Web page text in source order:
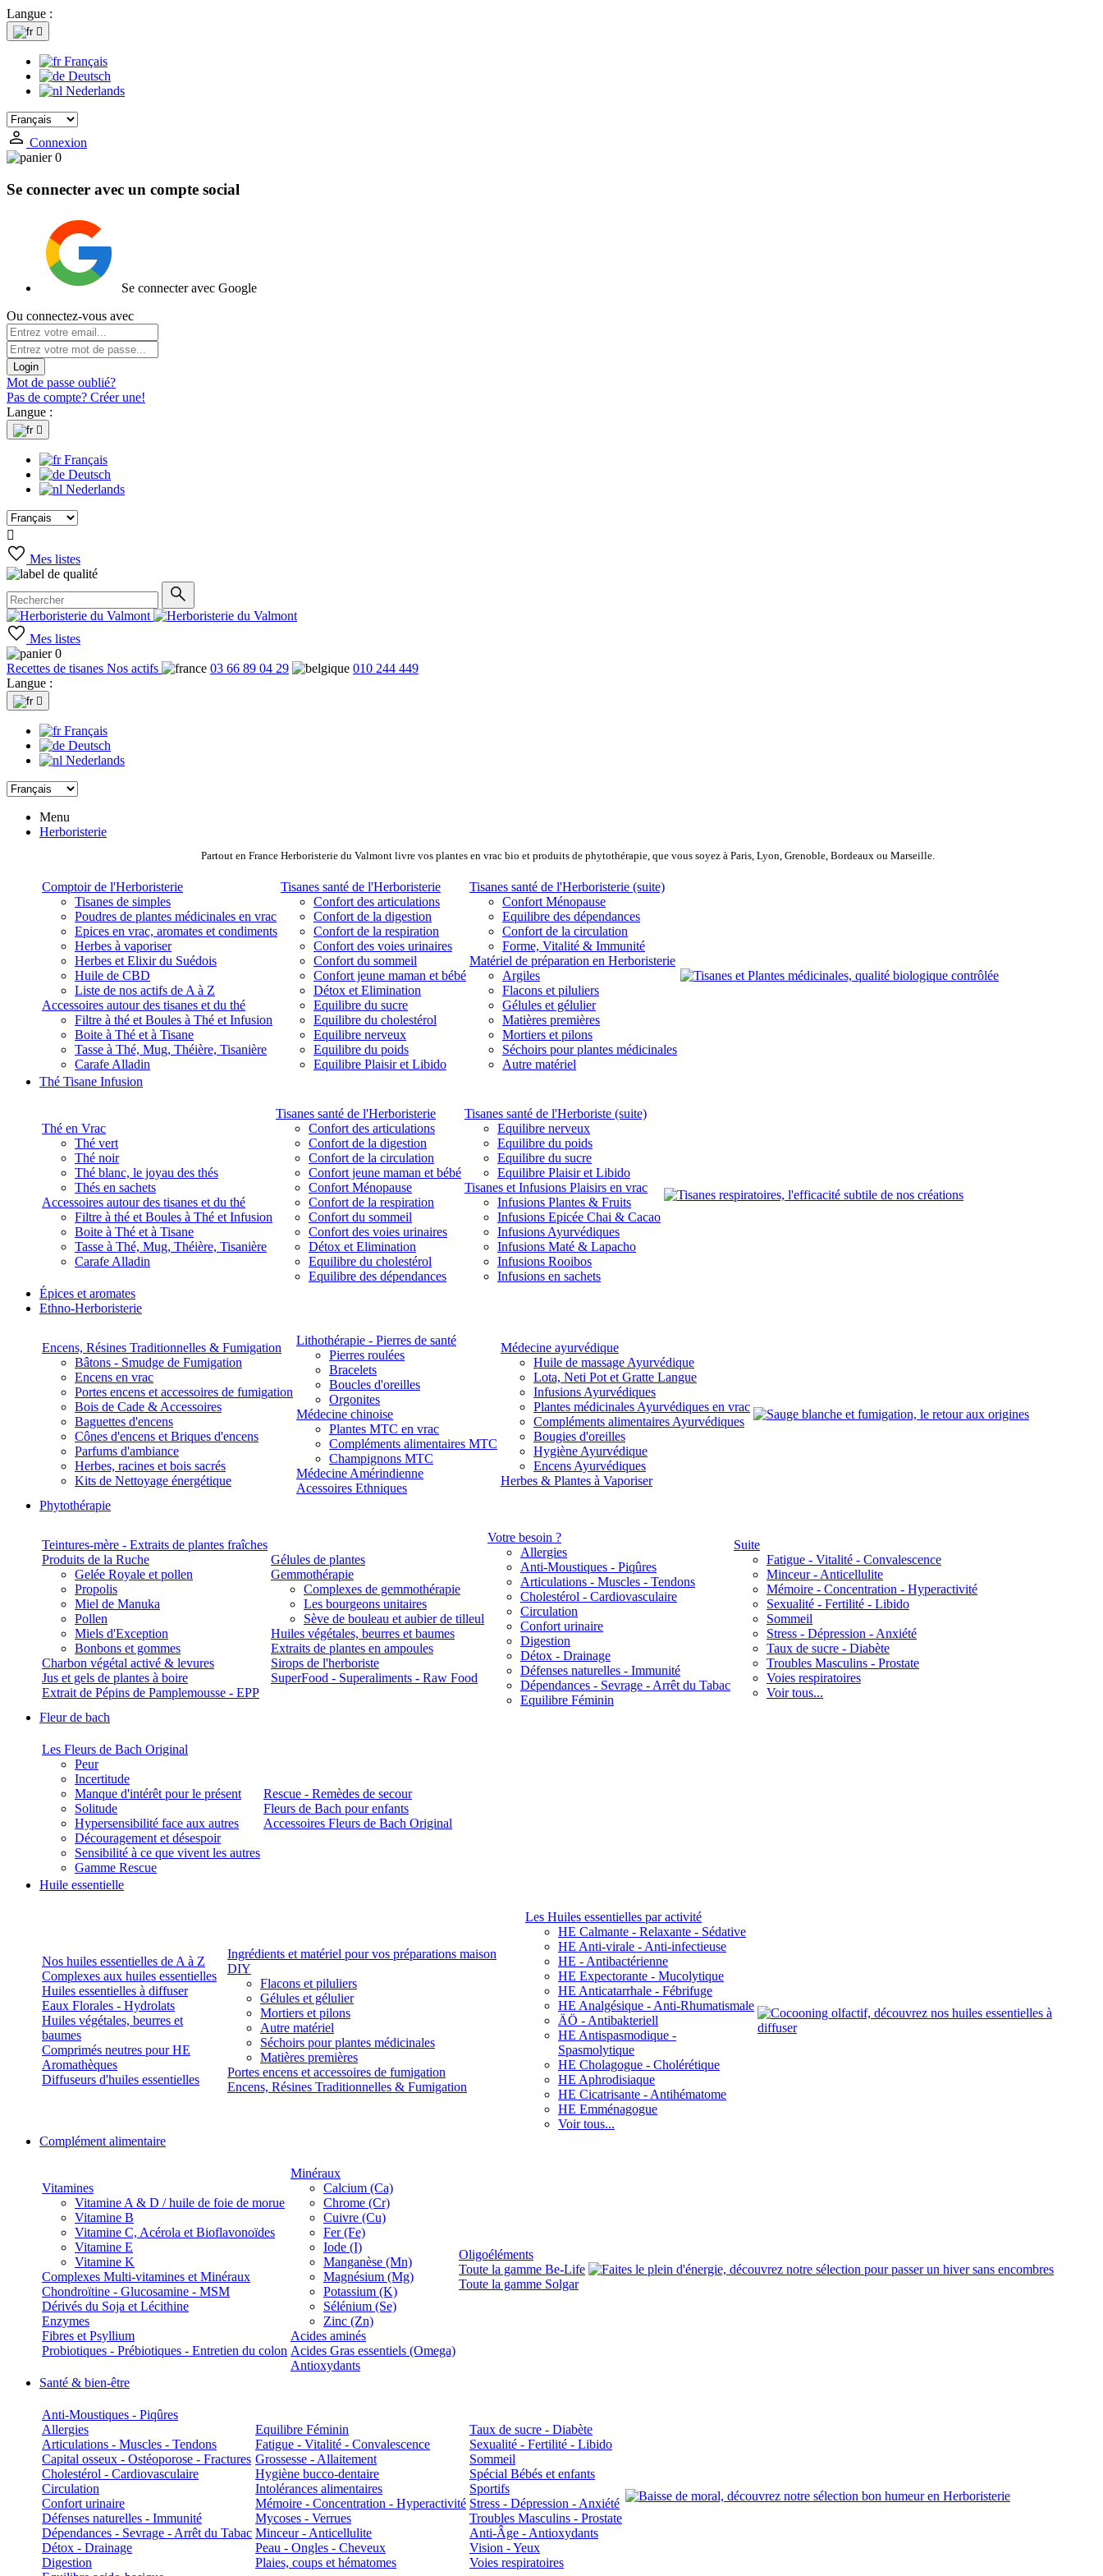
Langue :

Français
Deutsch
Nederlands
Connexion
0
Se connecter avec un compte social
Se connecter avec Google
Ou connectez-vous avec
Login
Mot de passe oublié?
Pas de compte? Créer une!
Langue :

Français
Deutsch
Nederlands

Mes listes
Mes listes
0
Recettes de tisanes Nos actifs 03 66 89 04 29
010 244 449
Langue :

Français
Deutsch
Nederlands
Menu
Herboristerie
Partout en France Herboristerie du Valmont livre vos plantes en vrac bio et produits de phytothérapie, que vous soyez à Paris, Lyon, Grenoble, Bordeaux ou Marseille.
Comptoir de l'Herboristerie
Tisanes de simples
Poudres de plantes médicinales en vrac
Epices en vrac, aromates et condiments
Herbes à vaporiser
Herbes et Elixir du Suédois
Huile de CBD
Liste de nos actifs de A à Z
Accessoires autour des tisanes et du thé
Filtre à thé et Boules à Thé et Infusion
Boite à Thé et à Tisane
Tasse à Thé, Mug, Théière, Tisanière
Carafe Alladin
Tisanes santé de l'Herboristerie
Confort des articulations
Confort de la digestion
Confort de la respiration
Confort des voies urinaires
Confort du sommeil
Confort jeune maman et bébé
Détox et Elimination
Equilibre du sucre
Equilibre du cholestérol
Equilibre nerveux
Equilibre du poids
Equilibre Plaisir et Libido
Tisanes santé de l'Herboristerie (suite)
Confort Ménopause
Equilibre des dépendances
Confort de la circulation
Forme, Vitalité & Immunité
Matériel de préparation en Herboristerie
Argiles
Flacons et piluliers
Gélules et gélulier
Matières premières
Mortiers et pilons
Séchoirs pour plantes médicinales
Autre matériel
Thé Tisane Infusion
Thé en Vrac
Thé vert
Thé noir
Thé blanc, le joyau des thés
Thés en sachets
Accessoires autour des tisanes et du thé
Filtre à thé et Boules à Thé et Infusion
Boite à Thé et à Tisane
Tasse à Thé, Mug, Théière, Tisanière
Carafe Alladin
Tisanes santé de l'Herboristerie
Confort des articulations
Confort de la digestion
Confort de la circulation
Confort jeune maman et bébé
Confort Ménopause
Confort de la respiration
Confort du sommeil
Confort des voies urinaires
Détox et Elimination
Equilibre du cholestérol
Equilibre des dépendances
Tisanes santé de l'Herboriste (suite)
Equilibre nerveux
Equilibre du poids
Equilibre du sucre
Equilibre Plaisir et Libido
Tisanes et Infusions Plaisirs en vrac
Infusions Plantes & Fruits
Infusions Epicée Chai & Cacao
Infusions Ayurvédiques
Infusions Maté & Lapacho
Infusions Rooibos
Infusions en sachets
Épices et aromates
Ethno-Herboristerie
Encens, Résines Traditionnelles & Fumigation
Bâtons - Smudge de Fumigation
Encens en vrac
Portes encens et accessoires de fumigation
Bois de Cade & Accessoires
Baguettes d'encens
Cônes d'encens et Briques d'encens
Parfums d'ambiance
Herbes, racines et bois sacrés
Kits de Nettoyage énergétique
Lithothérapie - Pierres de santé
Pierres roulées
Bracelets
Boucles d'oreilles
Orgonites
Médecine chinoise
Plantes MTC en vrac
Compléments alimentaires MTC
Champignons MTC
Médecine Amérindienne
Acessoires Ethniques
Médecine ayurvédique
Huile de massage Ayurvédique
Lota, Neti Pot et Gratte Langue
Infusions Ayurvédiques
Plantes médicinales Ayurvédiques en vrac
Compléments alimentaires Ayurvédiques
Bougies d'oreilles
Hygiène Ayurvédique
Encens Ayurvédiques
Herbes & Plantes à Vaporiser
Phytothérapie
Teintures-mère - Extraits de plantes fraîches
Produits de la Ruche
Gelée Royale et pollen
Propolis
Miel de Manuka
Pollen
Miels d'Exception
Bonbons et gommes
Charbon végétal activé & levures
Jus et gels de plantes à boire
Extrait de Pépins de Pamplemousse - EPP
Gélules de plantes
Gemmothérapie
Complexes de gemmothérapie
Les bourgeons unitaires
Sève de bouleau et aubier de tilleul
Huiles végétales, beurres et baumes
Extraits de plantes en ampoules
Sirops de l'herboriste
SuperFood - Superaliments - Raw Food
Votre besoin ?
Allergies
Anti-Moustiques - Piqûres
Articulations - Muscles - Tendons
Cholestérol - Cardiovasculaire
Circulation
Confort urinaire
Digestion
Détox - Drainage
Défenses naturelles - Immunité
Dépendances - Sevrage - Arrêt du Tabac
Equilibre Féminin
Suite
Fatigue - Vitalité - Convalescence
Minceur - Anticellulite
Mémoire - Concentration - Hyperactivité
Sexualité - Fertilité - Libido
Sommeil
Stress - Dépression - Anxiété
Taux de sucre - Diabète
Troubles Masculins - Prostate
Voies respiratoires
Voir tous...
Fleur de bach
Les Fleurs de Bach Original
Peur
Incertitude
Manque d'intérêt pour le présent
Solitude
Hypersensibilité face aux autres
Découragement et désespoir
Sensibilité à ce que vivent les autres
Gamme Rescue
Rescue - Remèdes de secour
Fleurs de Bach pour enfants
Accessoires Fleurs de Bach Original
Huile essentielle
Nos huiles essentielles de A à Z
Complexes aux huiles essentielles
Huiles essentielles à diffuser
Eaux Florales - Hydrolats
Huiles végétales, beurres et
baumes
Comprimés neutres pour HE
Aromathèques
Diffuseurs d'huiles essentielles
Ingrédients et matériel pour vos préparations maison
DIY
Flacons et piluliers
Gélules et gélulier
Mortiers et pilons
Autre matériel
Séchoirs pour plantes médicinales
Matières premières
Portes encens et accessoires de fumigation
Encens, Résines Traditionnelles & Fumigation
Les Huiles essentielles par activité
HE Calmante - Relaxante - Sédative
HE Anti-virale - Anti-infectieuse
HE - Antibactérienne
HE Expectorante - Mucolytique
HE Anticatarrhale - Fébrifuge
HE Analgésique - Anti-Rhumatismale
ÄÖ - Antibakteriell
HE Antispasmodique -
Spasmolytique
HE Cholagogue - Cholérétique
HE Aphrodisiaque
HE Cicatrisante - Antihématome
HE Emménagogue
Voir tous...
Complément alimentaire
Vitamines
Vitamine A & D / huile de foie de morue
Vitamine B
Vitamine C, Acérola et Bioflavonoïdes
Vitamine E
Vitamine K
Complexes Multi-vitamines et Minéraux
Chondroïtine - Glucosamine - MSM
Dérivés du Soja et Lécithine
Enzymes
Fibres et Psyllium
Probiotiques - Prébiotiques - Entretien du colon
Minéraux
Calcium (Ca)
Chrome (Cr)
Cuivre (Cu)
Fer (Fe)
Iode (I)
Manganèse (Mn)
Magnésium (Mg)
Potassium (K)
Sélénium (Se)
Zinc (Zn)
Acides aminés
Acides Gras essentiels (Omega)
Antioxydants
Oligoéléments
Toute la gamme Be-Life
Toute la gamme Solgar
Santé & bien-être
Anti-Moustiques - Piqûres
Allergies
Articulations - Muscles - Tendons
Capital osseux - Ostéoporose - Fractures
Cholestérol - Cardiovasculaire
Circulation
Confort urinaire
Défenses naturelles - Immunité
Dépendances - Sevrage - Arrêt du Tabac
Détox - Drainage
Digestion
Equilibre Féminin
Fatigue - Vitalité - Convalescence
Grossesse - Allaitement
Hygiène bucco-dentaire
Intolérances alimentaires
Mémoire - Concentration - Hyperactivité
Mycoses - Verrues
Minceur - Anticellulite
Peau - Ongles - Cheveux
Plaies, coups et hématomes
Taux de sucre - Diabète
Sexualité - Fertilité - Libido
Sommeil
Spécial Bébés et enfants
Sportifs
Stress - Dépression - Anxiété
Troubles Masculins - Prostate
Anti-Âge - Antioxydants
Vision - Yeux
Voies respiratoires